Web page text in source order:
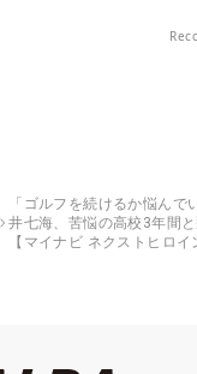
「ゴルフを続けるか悩ん
井七海、苦悩の高校3年間
【マイナビ ネクストヒロイ